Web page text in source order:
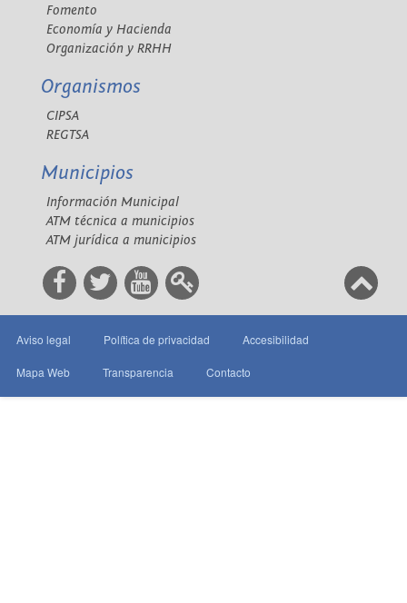
Fomento
Economía y Hacienda
Organización y RRHH
Organismos
CIPSA
REGTSA
Municipios
Información Municipal
ATM técnica a municipios
ATM jurídica a municipios
Aviso legal Política de privacidad Accesibilidad
Mapa Web Transparencia Contacto